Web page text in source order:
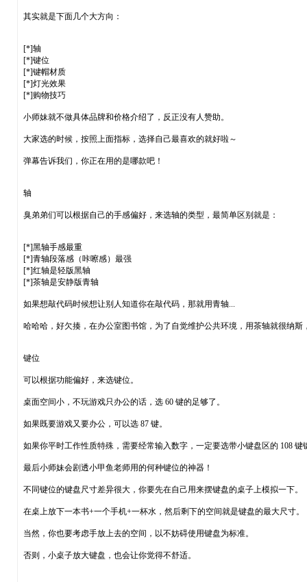
其实就是下面几个大方向：
[*]轴
[*]键位
[*]键帽材质
[*]灯光效果
[*]购物技巧
小师妹就不做具体品牌和价格介绍了，反正没有人赞助。
大家选的时候，按照上面指标，选择自己最喜欢的就好啦～
弹幕告诉我们，你正在用的是哪款吧！
轴
臭弟弟们可以根据自己的手感偏好，来选轴的类型，最简单区别就是：
[*]黑轴手感最重
[*]青轴段落感（咔嚓感）最强
[*]红轴是轻版黑轴
[*]茶轴是安静版青轴
如果想敲代码时候想让别人知道你在敲代码，那就用青轴...
哈哈哈，好欠揍，在办公室图书馆，为了自觉维护公共环境，用茶轴就很纳斯，
键位
可以根据功能偏好，来选键位。
桌面空间小，不玩游戏只办公的话，选 60 键的足够了。
如果既要游戏又要办公，可以选 87 键。
如果你平时工作性质特殊，需要经常输入数字，一定要选带小键盘区的 108 键
最后小师妹会剧透小甲鱼老师用的何种键位的神器！
不同键位的键盘尺寸差异很大，你要先在自己用来摆键盘的桌子上模拟一下。
在桌上放下一本书+一个手机+一杯水，然后剩下的空间就是键盘的最大尺寸。
当然，你也要考虑手放上去的空间，以不妨碍使用键盘为标准。
否则，小桌子放大键盘，也会让你觉得不舒适。